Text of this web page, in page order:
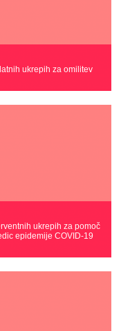
ukrepih za omilitev
ukrepih za pomoč
epidemije COVID-19